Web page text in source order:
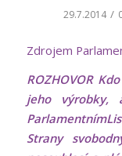
29.7.2014 /
Zdrojem
ROZHOVOR
jeho
Strany